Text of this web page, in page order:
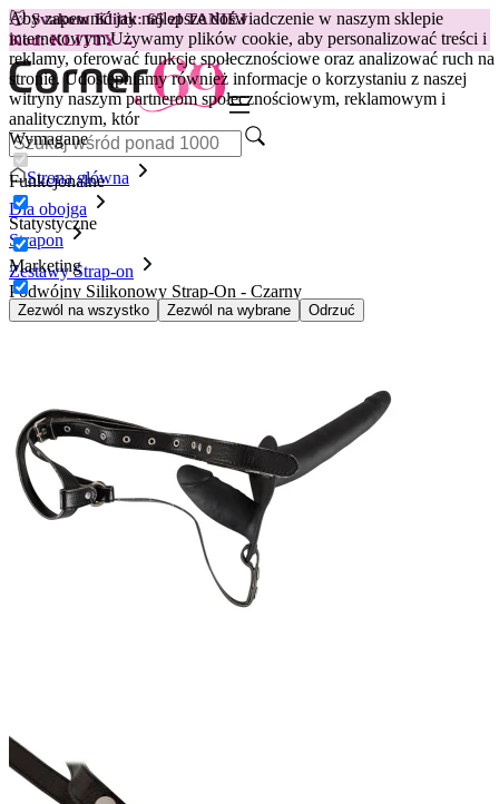
Aby zapewnić jak najlepsze doświadczenie w naszym sklepie
internetowym.Używamy plików cookie, aby personalizować treści i
reklamy, oferować funkcje społecznościowe oraz analizować ruch na
stronie. Udostępniamy również informacje o korzystaniu z naszej
witryny naszym partnerom społecznościowym, reklamowym i
analitycznym, któr
Wymagane
Funkcjonalne
Statystyczne
Marketing
Zezwól na wszystko Zezwól na wybrane Odrzuć
😽Svakom Klitty: 65 zł TANIEJ
Kod: KLITTY →
Strona główna
Dla obojga
Strapon
Zestawy Strap-on
Podwójny Silikonowy Strap-On - Czarny